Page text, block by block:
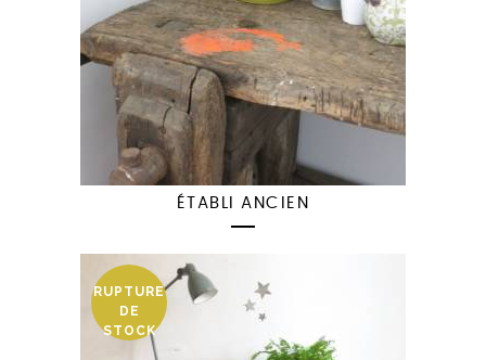
ÉTABLI ANCIEN
RUPTURE
DE
STOCK